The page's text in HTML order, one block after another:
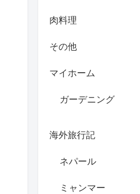
肉料理
その他
マイホーム
ガーデニング
海外旅行記
ネパール
ミャンマー